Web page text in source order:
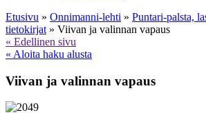
Etusivu » Onnimanni-lehti » Puntari-palsta,
tietokirjat » Viivan ja valinnan vapaus
« Edellinen sivu
« Aloita haku alusta
Viivan ja valinnan vapaus